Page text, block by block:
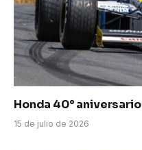
Honda 40° aniversario
15 de julio de 2026